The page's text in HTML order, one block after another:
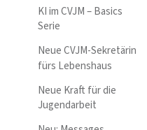
KI im CVJM – Basics
Serie
Neue CVJM-Sekretärin
fürs Lebenshaus
Neue Kraft für die
Jugendarbeit